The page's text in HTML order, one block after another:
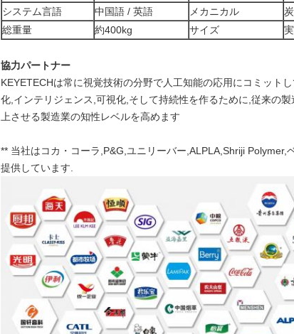
システム言語
中国語 / 英語 メカニカル
総重量
約400kg サイズ
協力パートナー
KEYETECHは常に視覚技術の分野で人工知能の応用にコミット
化,インテリジェンス,可視化,そして持続性を作るために,従来の
上させる製造業の知性レベルを高めます
** 当社はコカ・コーラ,P&G,ユニリーバー,ALPLA,Shriji
提供しています.